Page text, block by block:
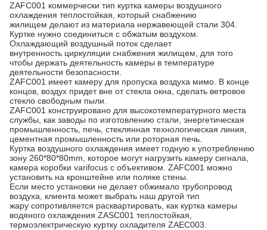
ZAFC001 коммерчески тип куртка камеры воздушного
охлаждения теплостойкая, который снабжению
жилищем делают из материала нержавеющей стали 304.
Куртке нужно соединиться с обжатым воздухом.
Охлаждающий воздушный поток сделает
внутренность циркуляции снабжения жилищем, для того
чтобы держать деятельность камеры в температуре
деятельности безопасности.
ZAFC001 имеет камеру для пропуска воздуха мимо. В конце
концов, воздух придет вне от стекла окна, сделать ветровое
стекло свободным пыли.
ZAFC001 конструировано для высокотемпературного места
службы, как заводы по изготовлению стали, энергетическая
промышленность, печь, стеклянная технологическая линия,
цементная промышленность или роторная печь.
Куртка воздушного охлаждения имеет годную к употреблению
зону 260*80*80mm, которое могут нагрузить камеру сигнала,
камера коробки varifocus с объективом. ZAFC001 можно
установить на кронштейне или поляке стены.
Если место установки не делает обжимало трубопровод
воздуха, клиента может выбрать наш другой тип
жару сопротивляется расквартировать, как куртка камеры
водяного охлаждения ZASC001 теплостойкая,
термоэлектрическую куртку охладителя ZAEC003.